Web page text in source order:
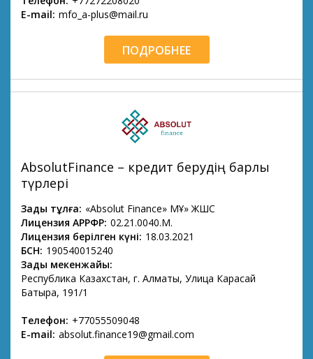
E-mail: mfo_a-plus@mail.ru
ПОДРОБНЕЕ
AbsolutFinance – кредит берудің барлық
түрлері
Заңды тұлға: «Absolut Finance» МҚҰ» ЖШС
Лицензия АРРФР: 02.21.0040.М.
Лицензия берілген күні: 18.03.2021
БСН: 190540015240
Заңды мекенжайы:
Республика Казахстан, г. Алматы, Улица Карасай
Батыра, 191/1
Телефон: +77055509048
E-mail: absolut.finance19@gmail.com